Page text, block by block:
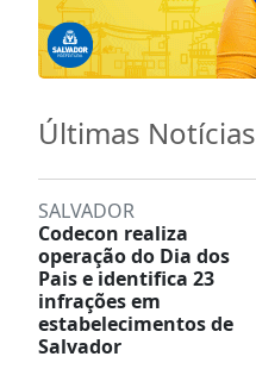
Últimas Notícias
SALVADOR
Codecon realiza
operação do Dia dos
Pais e identifica 23
infrações em
estabelecimentos de
Salvador